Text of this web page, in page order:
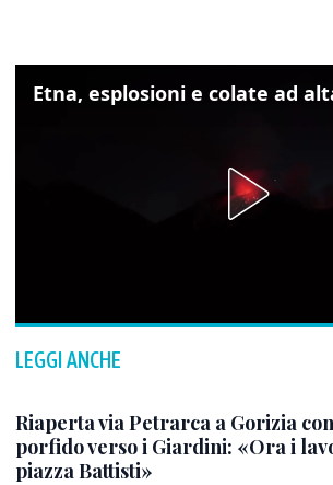
LEGGI ANCHE
Riaperta via Petrarca a Gorizia
porfido verso i Giardini: «Ora i
piazza Battisti»